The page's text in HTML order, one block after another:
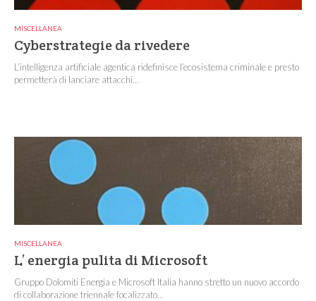
MISCELLANEA
Cyberstrategie da rivedere
L’intelligenza artificiale agentica ridefinisce l’ecosistema criminale e presto
permetterà di lanciare attacchi...
MISCELLANEA
L’ energia pulita di Microsoft
Gruppo Dolomiti Energia e Microsoft Italia hanno stretto un nuovo accordo
di collaborazione triennale focalizzato...